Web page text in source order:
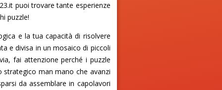
puoi trovare tante esperienze
puzzle!
e la tua capacità di risolvere
e divisa in un mosaico di piccoli
fai attenzione perché i puzzle
man mano che avanzi
da assemblare in capolavori